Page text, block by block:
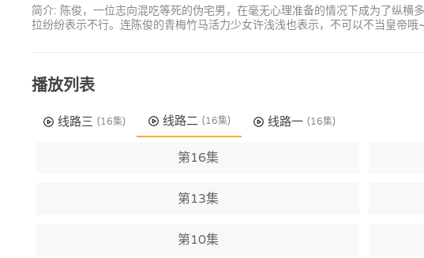
简介: 陈俊，一位志向混吃等死的伪宅男，在毫无心理准备的情况下成为了纵
拉纷纷表示不行。连陈俊的青梅竹马活力少女许浅浅也表示，不可以不当皇帝
播放列表
线路三 (16集) 线路二 (16集) 线路一 (16集)
第16集
第13集
第10集